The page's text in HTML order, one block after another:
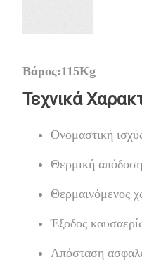
Βάρος:115Kg
Τεχνικά
Ονομαστική
Θερμική
Θερμαινόμενος
Έξοδος
Απόσταση